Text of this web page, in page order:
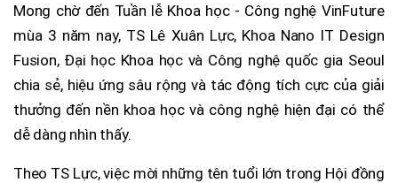
Mong chờ đến Tuần lễ Khoa học - Công nghệ VinFuture
mùa 3 năm nay, TS Lê Xuân Lực, Khoa Nano IT Design
Fusion, Đại học Khoa học và Công nghệ quốc gia Seoul
chia sẻ, hiệu ứng sâu rộng và tác động tích cực của giải
thưởng đến nền khoa học và công nghệ hiện đại có thể
dễ dàng nhìn thấy.
Theo TS Lực, việc mời những tên tuổi lớn trong Hội đồng